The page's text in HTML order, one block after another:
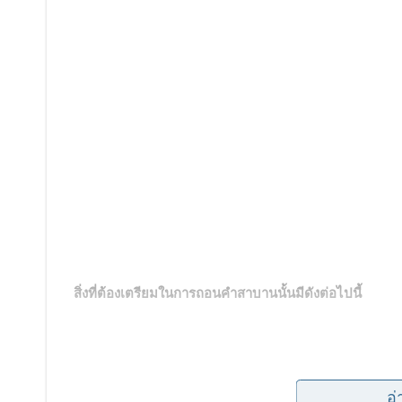
สิ่งที่ต้องเตรียมในการถอนคำสาบานนั้นมีดังต่อไปนี้
อ่